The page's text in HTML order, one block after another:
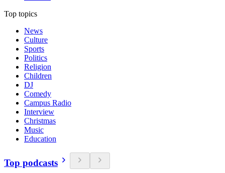
Top topics
News
Culture
Sports
Politics
Religion
Children
DJ
Comedy
Campus Radio
Interview
Christmas
Music
Education
Top podcasts